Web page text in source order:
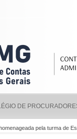
DE
pela turma de